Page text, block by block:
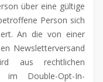
über eine gültige
Person sich
An die von einer
Newsletterversand
aus rechtlichen
im Double-Opt-In-